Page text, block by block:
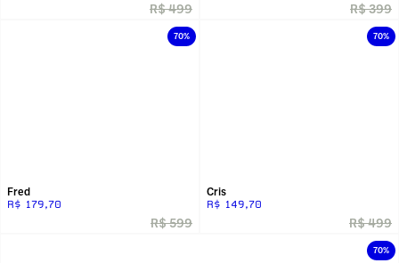
R$ 499 R$ 399
70%
Fred
R$ 179,70
R$ 599
70%
70%
Cris
R$ 149,70
R$ 499